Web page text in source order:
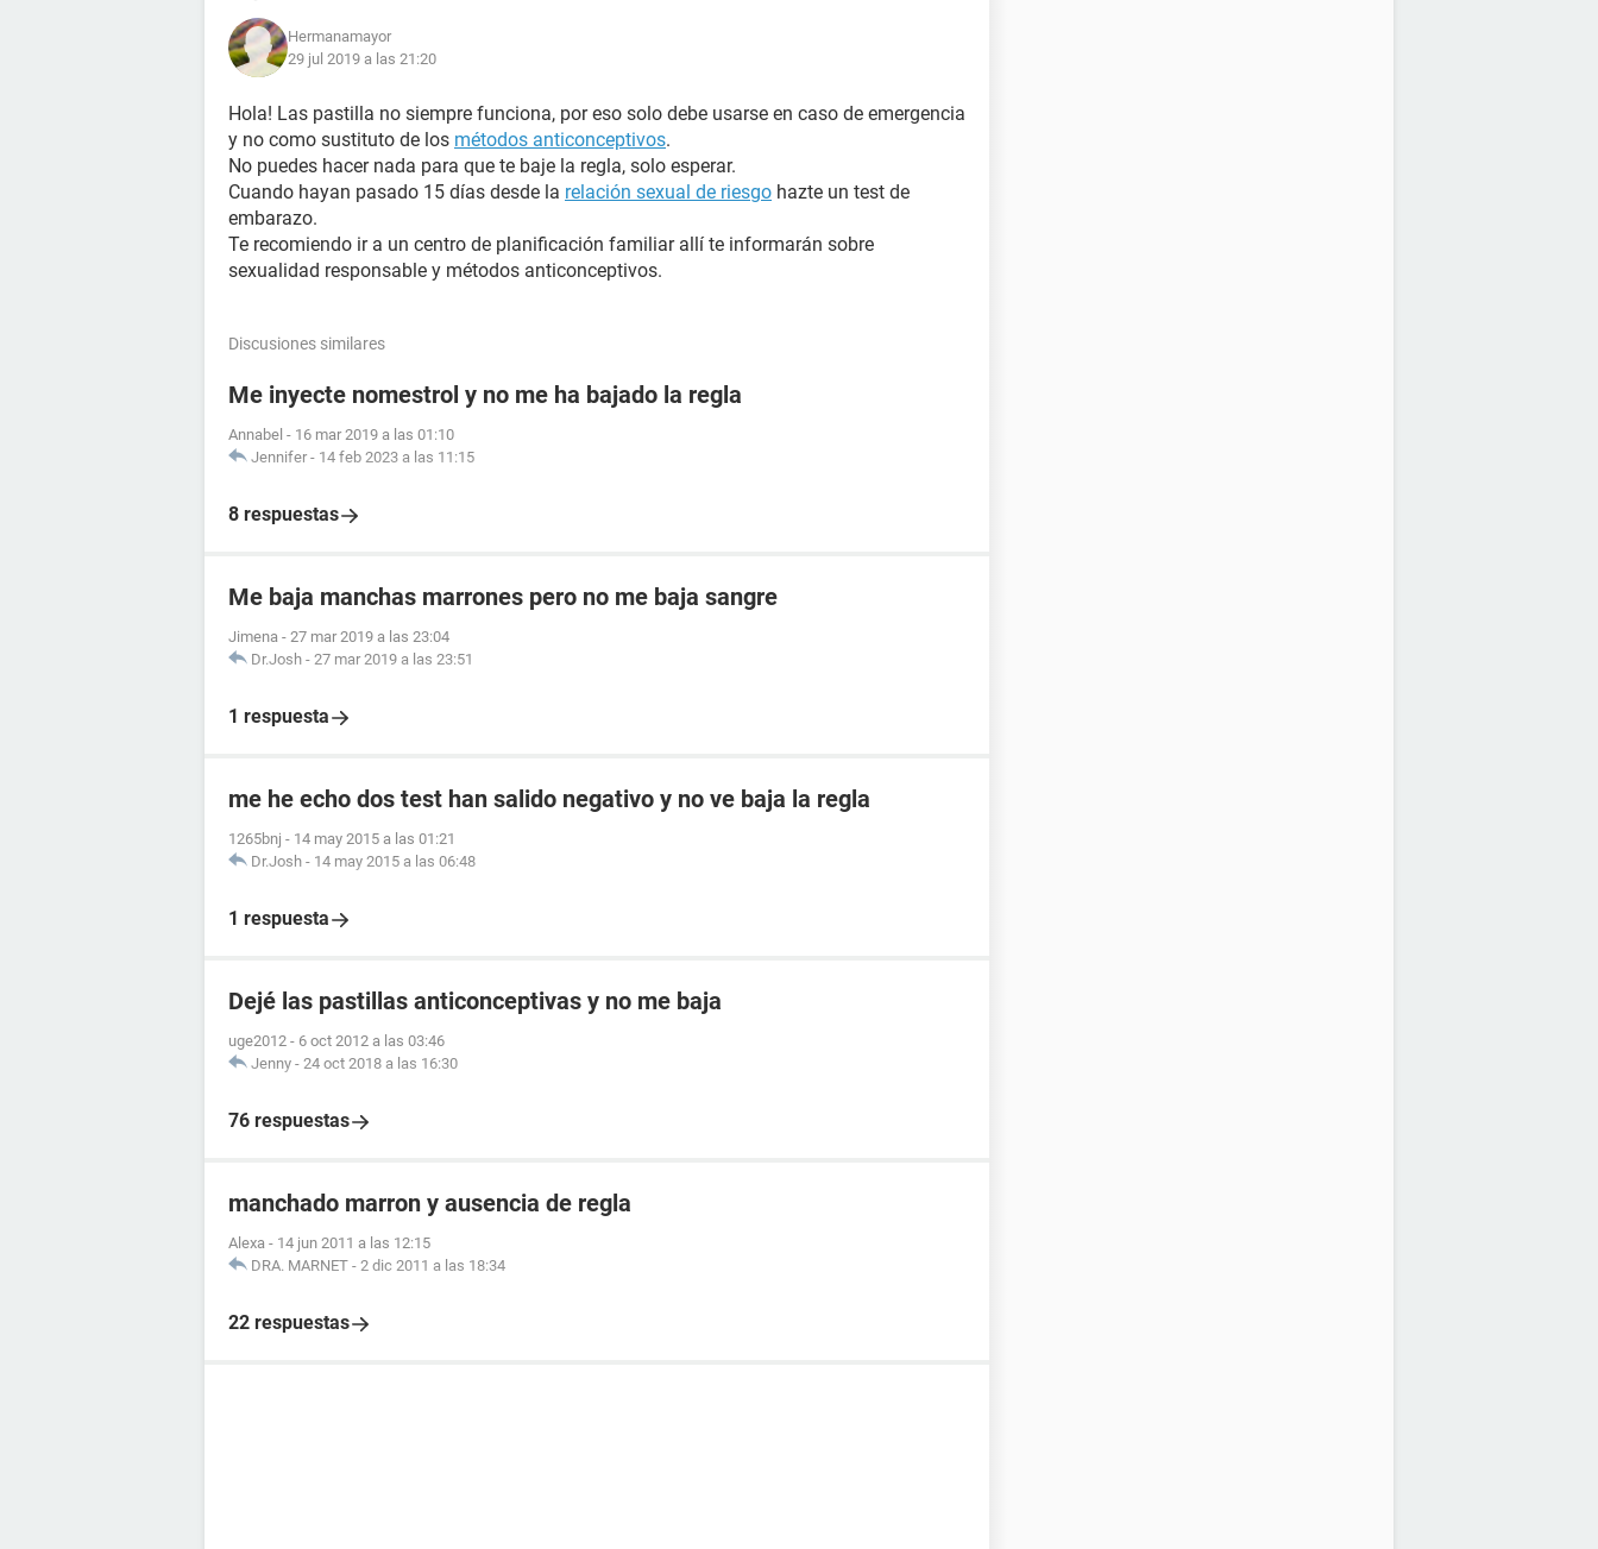
Hermanamayor
29 jul 2019 a las 21:20
Hola! Las pastilla no siempre funciona, por eso solo debe usarse en caso de emergencia
y no como sustituto de los métodos anticonceptivos.
No puedes hacer nada para que te baje la regla, solo esperar.
Cuando hayan pasado 15 días desde la relación sexual de riesgo hazte un test de
embarazo.
Te recomiendo ir a un centro de planificación familiar allí te informarán sobre
sexualidad responsable y métodos anticonceptivos.
Discusiones similares
Me inyecte nomestrol y no me ha bajado la regla
Annabel - 16 mar 2019 a las 01:10
Jennifer - 14 feb 2023 a las 11:15
8 respuestas
Me baja manchas marrones pero no me baja sangre
Jimena - 27 mar 2019 a las 23:04
Dr.Josh - 27 mar 2019 a las 23:51
1 respuesta
me he echo dos test han salido negativo y no ve baja la regla
1265bnj - 14 may 2015 a las 01:21
Dr.Josh - 14 may 2015 a las 06:48
1 respuesta
Dejé las pastillas anticonceptivas y no me baja
uge2012 - 6 oct 2012 a las 03:46
Jenny - 24 oct 2018 a las 16:30
76 respuestas
manchado marron y ausencia de regla
Alexa - 14 jun 2011 a las 12:15
DRA. MARNET - 2 dic 2011 a las 18:34
22 respuestas